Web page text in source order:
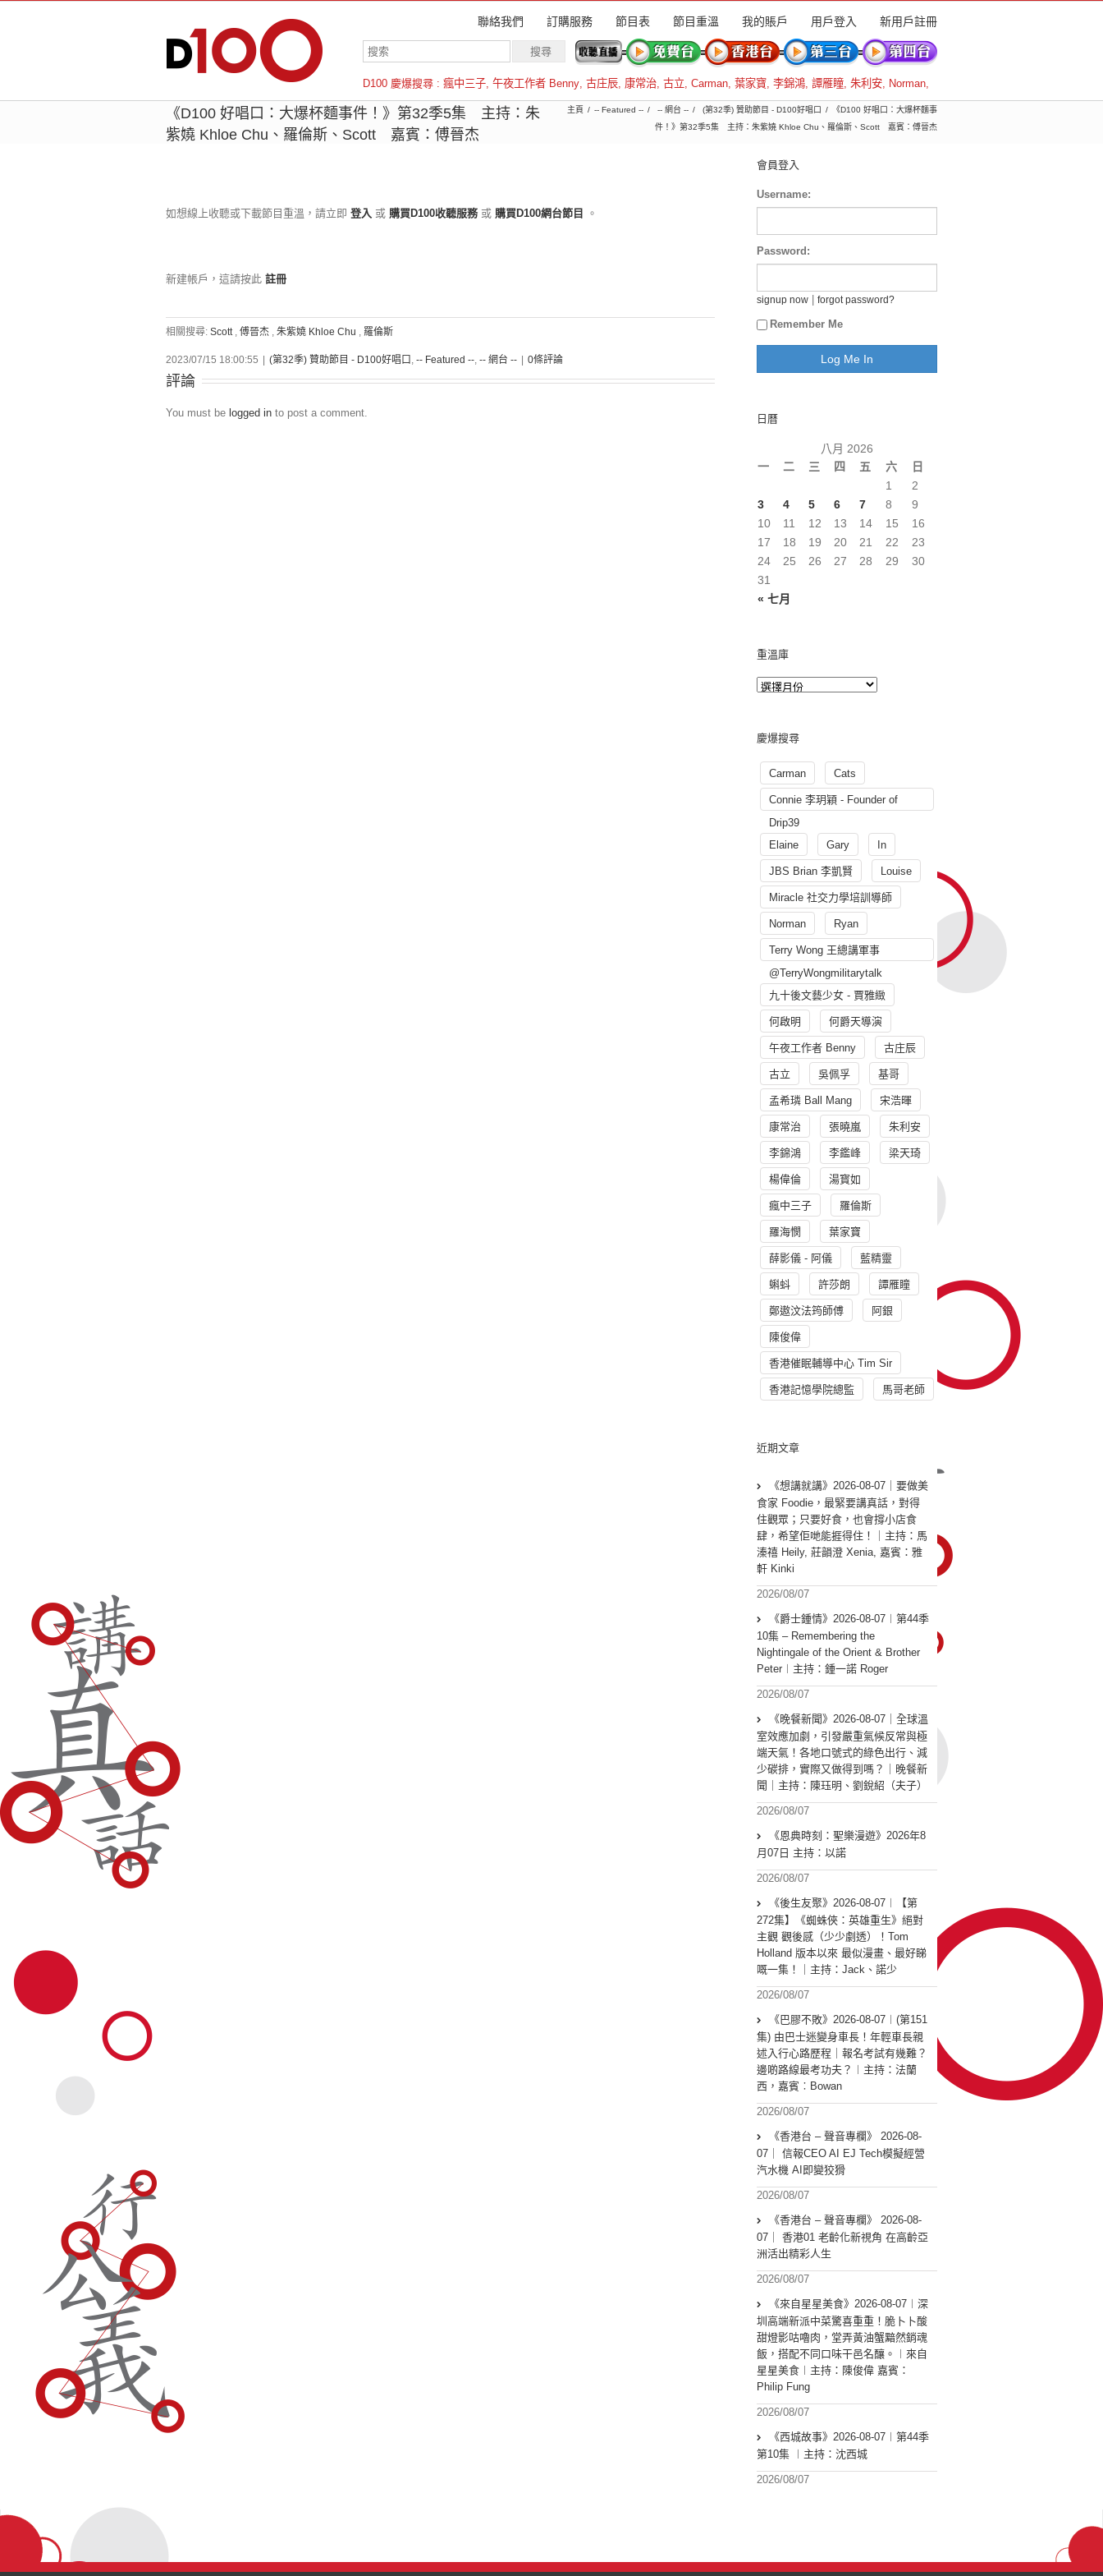
聯絡我們 訂購服務 節目表 節目重溫 我的賬戶 用戶登入 新用戶註冊
D100 慶爆搜尋 : 瘋中三子, 午夜工作者 Benny, 古庄辰, 康常治, 古立, Carman, 葉家寶, 李錦鴻, 譚雁瞳, 朱利安, Norman,
羅倫斯
《D100 好唱口：大爆杯麵事件！》第32季5集 主持：朱
紫嬈 Khloe Chu、羅倫斯、Scott 嘉賓：傅晉杰
主頁 -- Featured -- -- 網台 -- (第32季) 贊助節目 - D100好唱口
《D100 好唱口：大爆杯麵事
件！》第32季5集 主持：朱紫嬈 Khloe Chu、羅倫斯、Scott 嘉賓：傅晉杰
如想線上收聽或下載節目重溫，請立即 登入 或 購買D100收聽服務 或 購買D100網台節目 。
新建帳戶，這請按此 註冊
相關搜尋: Scott, 傅晉杰 , 朱紫嬈 Khloe Chu , 羅倫斯
2023/07/15 18:00:55 (第32季) 贊助節目 - D100好唱口 , -- Featured --, -- 網台 -- 0條評論
評論
You must be logged in to post a comment.
會員登入
Username:
Password:
signup now forgot password?
Remember Me
日曆
八月 2026
一
二 三 四 五 六 日
« 七月
1
2
3
4 5 6 7 8
9
10
11 12 13 14 15
16
17
18 19 20 21 22
23
24
25 26 27 28 29
30
31
重溫庫
慶爆搜尋
Carman Cats
Connie 李玥穎 - Founder of
Drip39
Elaine
Gary In
JBS Brian 李凱賢 Louise
Miracle 社交力學培訓導師
Norman Ryan
Terry Wong 王總講軍事
@TerryWongmilitarytalk
九十後文藝少女 - 賈雅緻
何啟明 何爵天導演
午夜工作者 Benny 古庄辰
古立 吳佩孚 基哥
孟希璘 Ball Mang 宋浩暉
康常治 張曉嵐 朱利安
李錦鴻 李鑑峰 梁天琦
楊偉倫 湯寳如
瘋中三子 羅倫斯
羅海憫 葉家寶
薛影儀 - 阿儀 藍精靈
蝌蚪 許莎朗 譚雁瞳
鄭遨汶法筠師傅 阿銀
陳俊偉
香港催眠輔導中心 Tim Sir
香港記憶學院總監 馬哥老師
近期文章
《想講就講》2026-08-07｜要做美
食家 Foodie，最緊要講真話，對得
住觀眾；只要好食，也會撐小店食
肆，希望佢哋能捱得住！｜主持：馬
溱禧 Heily, 莊韻澄 Xenia, 嘉賓：雅
軒 Kinki
2026/08/07
《爵士鍾情》2026-08-07︱第44季
10集 – Remembering the
Nightingale of the Orient & Brother
Peter︱主持：鍾一諾 Roger
2026/08/07
《晚餐新聞》2026-08-07｜全球溫
室效應加劇，引發嚴重氣候反常與極
端天氣！各地口號式的綠色出行、減
少碳排，實際又做得到嗎？｜晚餐新
聞｜主持：陳珏明、劉銳紹（夫子）
2026/08/07
《恩典時刻：聖樂漫遊》2026年8
月07日 主持：以諾
2026/08/07
《後生友聚》2026-08-07︱【第
272集】《蜘蛛俠：英雄重生》絕對
主觀 觀後感（少少劇透）！Tom
Holland 版本以來 最似漫畫、最好睇
嘅一集！｜主持：Jack、諾少
2026/08/07
《巴膠不敗》2026-08-07︱(第151
集) 由巴士迷變身車長！年輕車長親
述入行心路歷程｜報名考試有幾難？
邊啲路線最考功夫？︱主持：法蘭
西，嘉賓︰Bowan
2026/08/07
《香港台 – 聲音專欄》 2026-08-
07｜ 信報CEO AI EJ Tech模擬經營
汽水機 AI即變狡猾
2026/08/07
《香港台 – 聲音專欄》 2026-08-
07｜ 香港01 老齡化新視角 在高齡亞
洲活出精彩人生
2026/08/07
《來自星星美食》2026-08-07︱深
圳高端新派中菜驚喜重重！脆卜卜酸
甜燈影咕嚕肉，堂弄黃油蟹黯然銷魂
飯，搭配不同口味干邑名釀。︱來自
星星美食︱主持：陳俊偉 嘉賓：
Philip Fung
2026/08/07
《西城故事》2026-08-07︱第44季
第10集 ︱主持：沈西城
2026/08/07